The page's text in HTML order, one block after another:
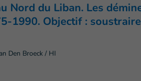
Nord du Liban. Les
1990. Objectif :
Den Broeck / HI